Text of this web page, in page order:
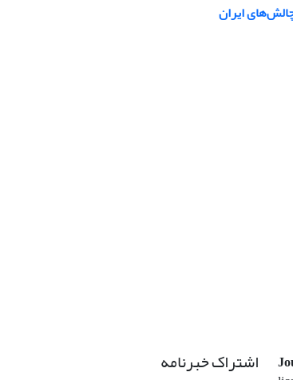
ایران
اشتراک خبرنامه